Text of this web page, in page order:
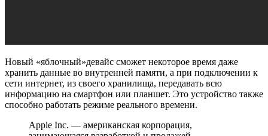
Новый «яблочный»девайс сможет некоторое время даже
хранить данные во внутренней памяти, а при подключении к
сети интернет, из своего хранилища, передавать всю
информацию на смартфон или планшет. Это устройство также
способно работать режиме реального времени.
Apple Inc. — американская корпорация,